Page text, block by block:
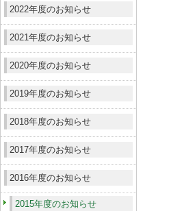
2022年度のお知らせ
2021年度のお知らせ
2020年度のお知らせ
2019年度のお知らせ
2018年度のお知らせ
2017年度のお知らせ
2016年度のお知らせ
2015年度のお知らせ